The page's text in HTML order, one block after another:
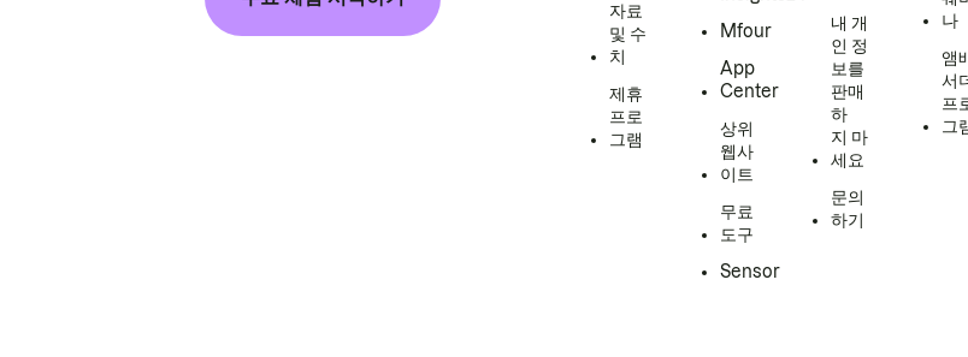
자료
및 수
치
제휴
프로
그램
Mfour
App
Center
상위
웹사
이트
무료
도구
Sensor
내 개
인 정
보를
판매
하
지 마
세요
문의
하기
나
앰
서
프
그